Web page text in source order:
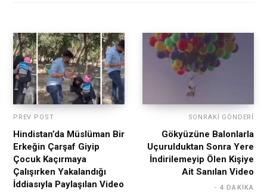
PREV POST
Hindistan’da Müslüman Bir
Erkeğin Çarşaf Giyip
Çocuk Kaçırmaya
Çalışırken Yakalandığı
İddiasıyla Paylaşılan Video
SONRAKI GÖNDERI
Gökyüzüne Balonlarla
Uçurulduktan Sonra Yere
İndirilemeyip Ölen Kişiye
Ait Sanılan Video
4 DAKIKA